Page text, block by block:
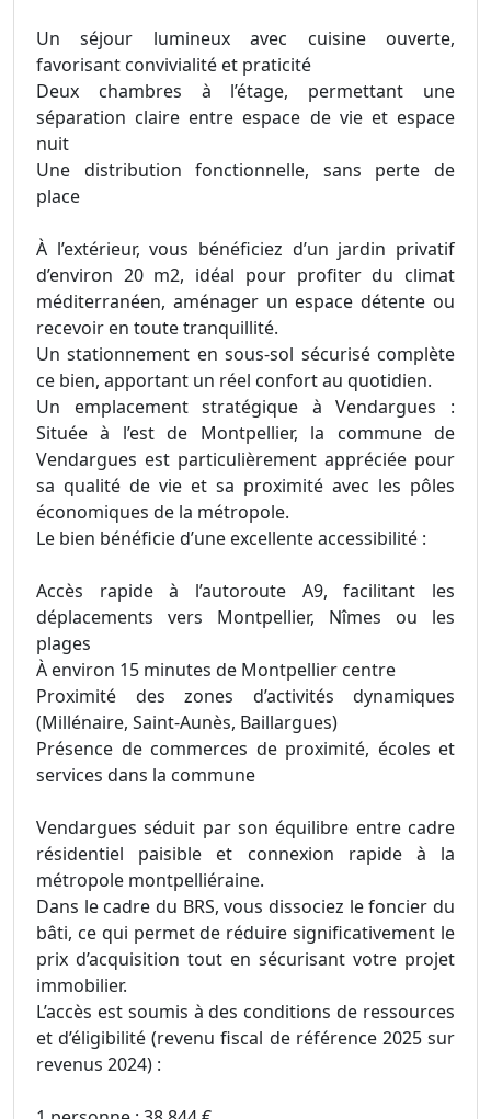
Un séjour lumineux avec cuisine ouverte,
favorisant convivialité et praticité
Deux chambres à l’étage, permettant une
séparation claire entre espace de vie et espace
nuit
Une distribution fonctionnelle, sans perte de
place
À l’extérieur, vous bénéficiez d’un jardin privatif
d’environ 20 m2, idéal pour profiter du climat
méditerranéen, aménager un espace détente ou
recevoir en toute tranquillité.
Un stationnement en sous-sol sécurisé complète
ce bien, apportant un réel confort au quotidien.
Un emplacement stratégique à Vendargues :
Située à l’est de Montpellier, la commune de
Vendargues est particulièrement appréciée pour
sa qualité de vie et sa proximité avec les pôles
économiques de la métropole.
Le bien bénéficie d’une excellente accessibilité :
Accès rapide à l’autoroute A9, facilitant les
déplacements vers Montpellier, Nîmes ou les
plages
À environ 15 minutes de Montpellier centre
Proximité des zones d’activités dynamiques
(Millénaire, Saint-Aunès, Baillargues)
Présence de commerces de proximité, écoles et
services dans la commune
Vendargues séduit par son équilibre entre cadre
résidentiel paisible et connexion rapide à la
métropole montpelliéraine.
Dans le cadre du BRS, vous dissociez le foncier du
bâti, ce qui permet de réduire significativement le
prix d’acquisition tout en sécurisant votre projet
immobilier.
L’accès est soumis à des conditions de ressources
et d’éligibilité (revenu fiscal de référence 2025 sur
revenus 2024) :